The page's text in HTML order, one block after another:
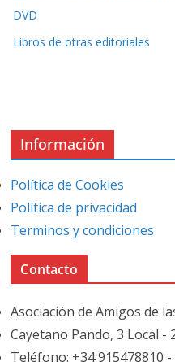
DVD
Libros de otras editoriales
Información
Política de Cookies
Política de privacidad
Terminos y condiciones
Contacto
Asociación de Amigos de
Cayetano Pando, 3 Local -
Teléfono: +34 915478810